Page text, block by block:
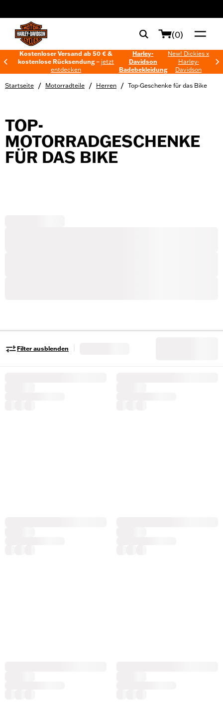
(0)
Kostenloser Versand ab 50 € &
kostenlose Rücksendung – jetzt
entdecken
Harley-
Davidson
Badebekleidung
New! Dickies x
Harley-
Davidson
Startseite / Motorradteile / Herren / Top-Geschenke für das Bike
TOP-
MOTORRADGESCHENKE
FÜR DAS BIKE
Filter ausblenden